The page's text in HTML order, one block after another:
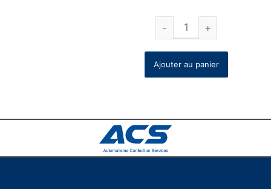
Ajouter au panier